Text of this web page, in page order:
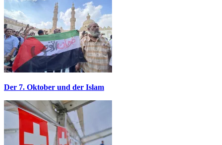
Der 7. Oktober und der Islam